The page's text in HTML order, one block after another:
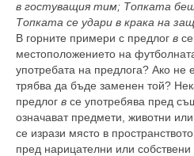
в гостуващия тим; Топката
Топката се удари в крака на
В горните примери с предлог в
местоположението на
употребата на предлога? Ако не
трябва да бъде заменен той?
предлог в се употребява пред
означават предмети, животни
се изрази място в
пред нарицателни или